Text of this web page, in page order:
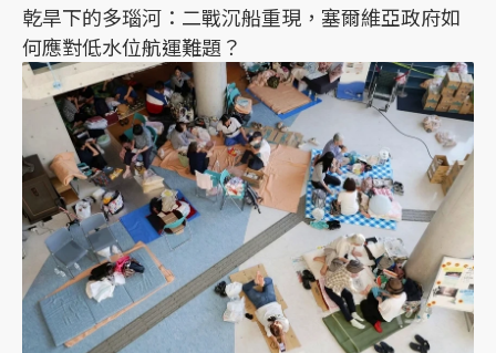
乾旱下的多瑙河：二戰沉船重現，塞爾維亞政府如
何應對低水位航運難題？